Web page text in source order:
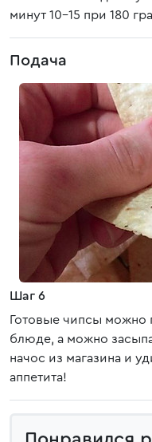
минут 10-15 при 180
Подача
Шаг 6
Готовые чипсы можно
блюде, а можно
начос из магазина и
аппетита!